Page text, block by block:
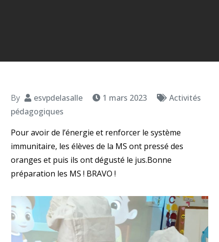
By esvpdelasalle 1 mars 2023
Activités
pédagogiques
Pour avoir de l’énergie et renforcer le système
immunitaire, les élèves de la MS ont pressé des
oranges et puis ils ont dégusté le jus.Bonne
préparation les MS ! BRAVO !